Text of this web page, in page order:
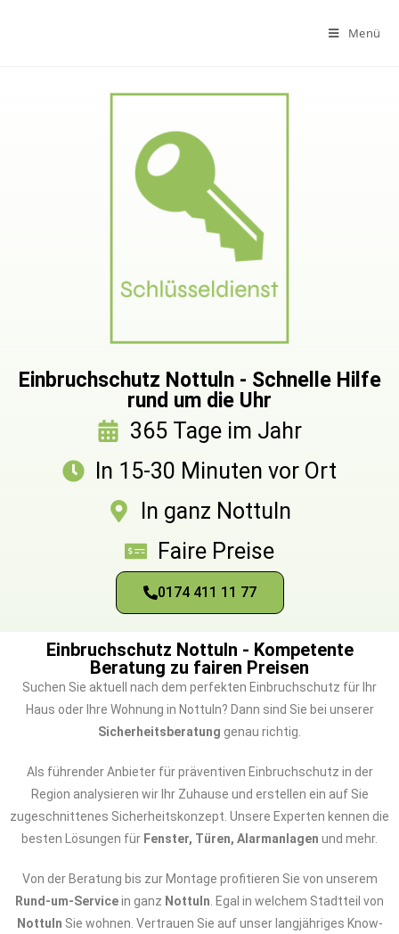
Menü
Einbruchschutz Nottuln - Schnelle Hilfe
rund um die Uhr
365 Tage im Jahr
In 15-30 Minuten vor Ort
In ganz Nottuln
Faire Preise
0174 411 11 77
Einbruchschutz Nottuln - Kompetente
Beratung zu fairen Preisen
Suchen Sie aktuell nach dem perfekten Einbruchschutz für Ihr
Haus oder Ihre Wohnung in Nottuln? Dann sind Sie bei unserer
Sicherheitsberatung genau richtig.
Als führender Anbieter für präventiven Einbruchschutz in der
Region analysieren wir Ihr Zuhause und erstellen ein auf Sie
zugeschnittenes Sicherheitskonzept. Unsere Experten kennen die
besten Lösungen für Fenster, Türen, Alarmanlagen und mehr.
Von der Beratung bis zur Montage profitieren Sie von unserem
Rund-um-Servicein ganz Nottuln . Egal in welchem Stadtteil von
Nottuln Sie wohnen. Vertrauen Sie auf unser langjähriges Know-